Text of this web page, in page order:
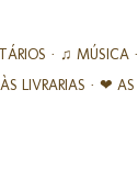
♫ MÚSICA
LIVRARIAS ❤ AS